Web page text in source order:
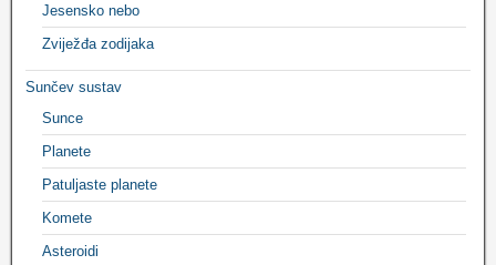
Jesensko nebo
Zviježđa zodijaka
Sunčev sustav
Sunce
Planete
Patuljaste planete
Komete
Asteroidi